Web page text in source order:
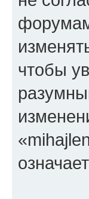
чтобы